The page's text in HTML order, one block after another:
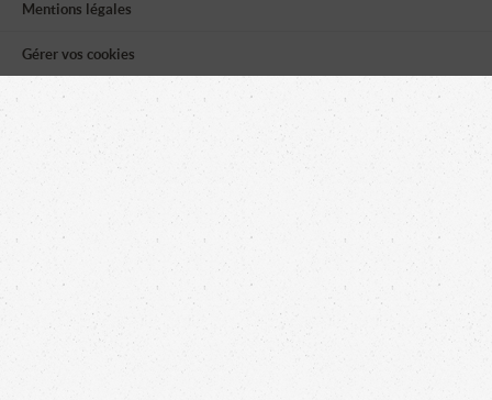
Mentions légales
Gérer vos cookies